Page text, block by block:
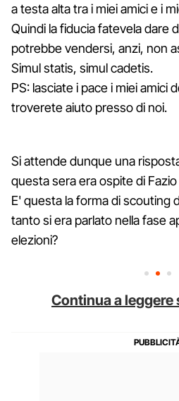
a testa alta tra i miei amici e i
Quindi la fiducia fatevela dare
potrebbe vendersi, anzi, non
Simul statis, simul cadetis.
PS: lasciate i pace i miei amici
troverete aiuto presso di noi.
Si attende dunque una
questa sera era ospite di
E' questa la forma di scouting
tanto si era parlato nella fase
elezioni?
Continua a leggere